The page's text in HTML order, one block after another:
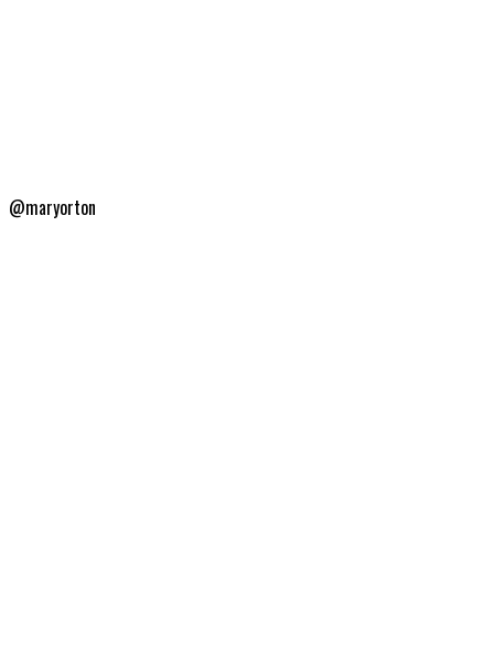
@maryorton